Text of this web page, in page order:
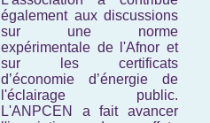
également aux discussions
sur une norme
expérimentale de l'Afnor et
sur les certificats
d’économie d’énergie de
l'éclairage public.
L'ANPCEN a fait avancer